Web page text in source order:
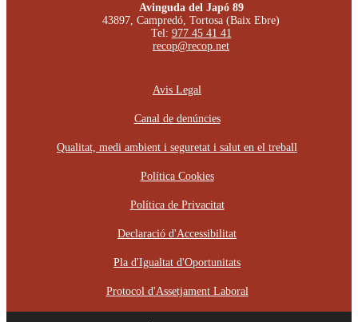
Avinguda del Japó 89
43897, Campredó, Tortosa (Baix Ebre)
Tel: 977 45 41 41
recop@recop.net
Avis Legal
Canal de denúncies
Qualitat, medi ambient i seguretat i salut en el treball
Política Cookies
Política de Privacitat
Declaració d'Accessibilitat
Pla d'Igualtat d'Oportunitats
Protocol d'Assetjament Laboral